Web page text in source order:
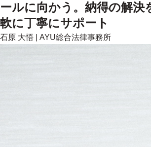
ールに向かう。納得の解決
軟に丁寧にサポート
石原 大悟 AYU総合法律事務所